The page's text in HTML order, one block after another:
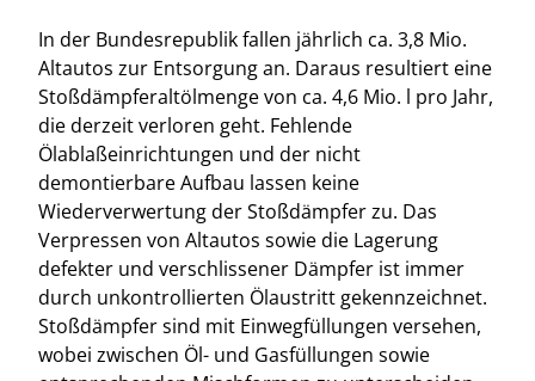
In der Bundesrepublik fallen jährlich ca. 3,8 Mio.
Altautos zur Entsorgung an. Daraus resultiert eine
Stoßdämpferaltölmenge von ca. 4,6 Mio. l pro Jahr,
die derzeit verloren geht. Fehlende
Ölablaßeinrichtungen und der nicht
demontierbare Aufbau lassen keine
Wiederverwertung der Stoßdämpfer zu. Das
Verpressen von Altautos sowie die Lagerung
defekter und verschlissener Dämpfer ist immer
durch unkontrollierten Ölaustritt gekennzeichnet.
Stoßdämpfer sind mit Einwegfüllungen versehen,
wobei zwischen Öl- und Gasfüllungen sowie